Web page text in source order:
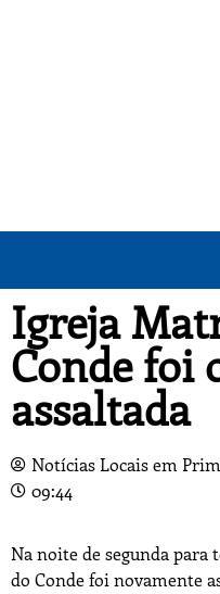
Igreja
Conde foi
assaltada
Notícias Locais em
09:44
Na noite de segunda
do Conde foi novamente